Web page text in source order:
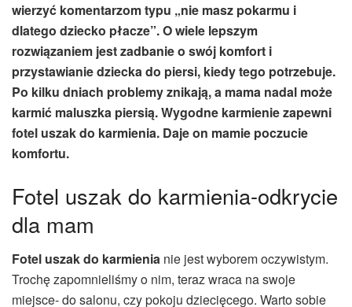
wierzyć komentarzom typu „nie masz pokarmu i
dlatego dziecko płacze”. O wiele lepszym
rozwiązaniem jest zadbanie o swój komfort i
przystawianie dziecka do piersi, kiedy tego potrzebuje.
Po kilku dniach problemy znikają, a mama nadal może
karmić maluszka piersią. Wygodne karmienie zapewni
fotel uszak do karmienia. Daje on mamie poczucie
komfortu.
Fotel uszak do karmienia-odkrycie
dla mam
Fotel uszak do karmienia nie jest wyborem oczywistym.
Trochę zapomnieliśmy o nim, teraz wraca na swoje
miejsce- do salonu, czy pokoju dziecięcego. Warto sobie